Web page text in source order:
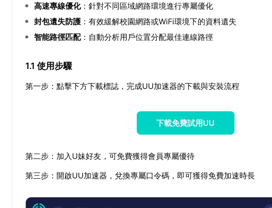
高速專線優化：針對不同區域網路環境進行專屬優化
封包遺失防護 ：有效緩解校園網路或WiFi環境下的資料遺失
智能路徑匹配：自動分析用戶位置分配最佳連線路徑
1.1 使用步驟
第一步：點擊下方下載標誌，完成UU加速器的下載與安裝流程
下載免費試用UU
第二步：加入U妹好友，可免費獲得會員專屬優待
第三步：開啟UU加速器，兌換專屬口令碼，即可獲得免費加速時長